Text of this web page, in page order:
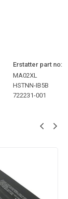
Erstatter part no:
MA02XL
HSTNN-IB5B
722231-001